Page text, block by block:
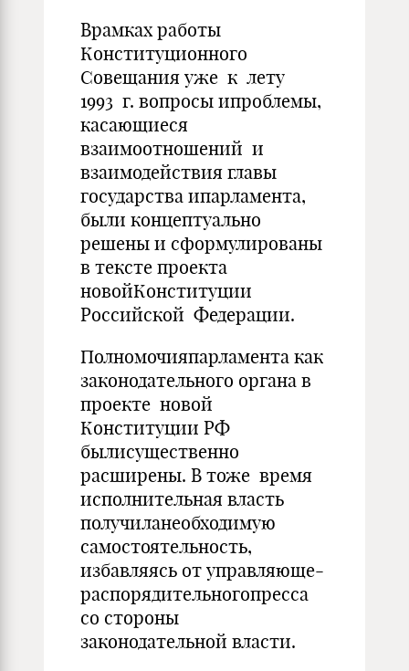
Врамках работы
Конституционного
Совещания уже к лету
1993 г. вопросы ипроблемы,
касающиеся
взаимоотношений и
взаимодействия главы
государства ипарламента,
были концептуально
решены и сформулированы
в тексте проекта
новойКонституции
Российской Федерации.
Полномочияпарламента как
законодательного органа в
проекте новой
Конституции РФ
былисущественно
расширены. В тоже время
исполнительная власть
получиланеобходимую
самостоятельность,
избавляясь от управляюще-
распорядительногопресса
со стороны
законодательной власти.